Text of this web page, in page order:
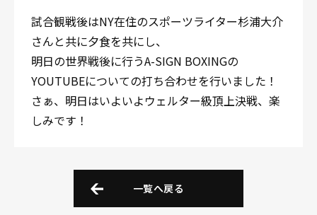
試合観戦後はNY在住のスポーツライター杉浦大介
さんと共に夕食を共にし、
明日の世界戦後に行うA-SIGN BOXINGの
YOUTUBEについての打ち合わせを行いました！
さぁ、明日はいよいよウェルター級頂上決戦、楽
しみです！
一覧へ戻る